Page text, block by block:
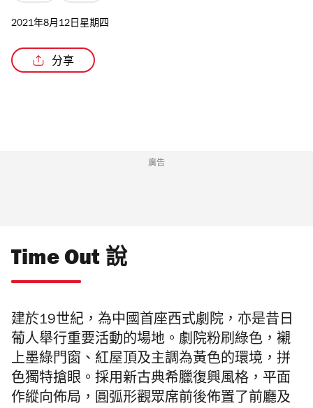
2021年8月12日星期四
分享
廣告
Time Out 說
建於19世紀，為中國首座西式劇院，亦是昔日
葡人舉行重要活動的場地。劇院粉刷綠色，襯
上墨綠門窗、紅屋頂及主調為黃色的環境，拼
色獨特搶眼。採用新古典希臘復興風格，平面
作縱向佈局，圓弧形觀眾席前後佈置了前廳及